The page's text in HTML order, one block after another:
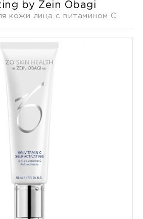
by Zein Obagi
кожи лица с витамином С